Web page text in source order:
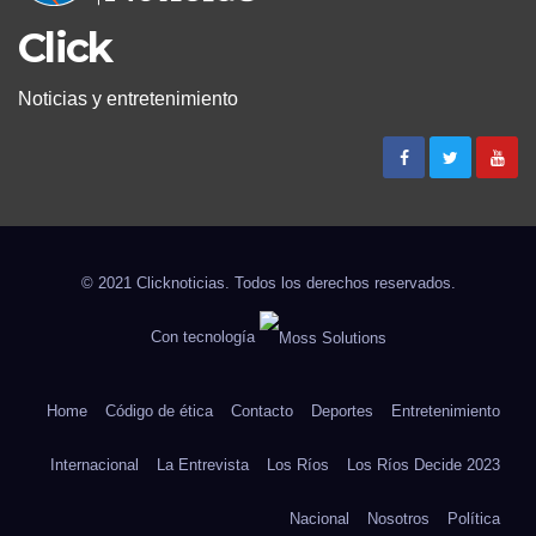
Click
Noticias y entretenimiento
© 2021 Clicknoticias. Todos los derechos reservados.
Con tecnología
Home Código de ética Contacto Deportes Entretenimiento
Internacional La Entrevista Los Ríos Los Ríos Decide 2023
Nacional Nosotros Política